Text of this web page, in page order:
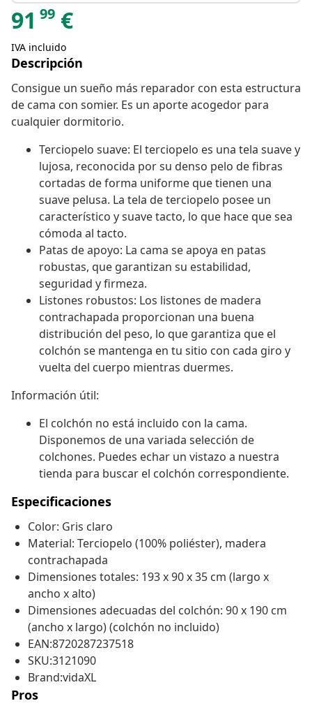
91 99 €
IVA incluido
Descripción
Consigue un sueño más reparador con esta estructura
de cama con somier. Es un aporte acogedor para
cualquier dormitorio.
Terciopelo suave: El terciopelo es una tela suave y
lujosa, reconocida por su denso pelo de fibras
cortadas de forma uniforme que tienen una
suave pelusa. La tela de terciopelo posee un
característico y suave tacto, lo que hace que sea
cómoda al tacto.
Patas de apoyo: La cama se apoya en patas
robustas, que garantizan su estabilidad,
seguridad y firmeza.
Listones robustos: Los listones de madera
contrachapada proporcionan una buena
distribución del peso, lo que garantiza que el
colchón se mantenga en tu sitio con cada giro y
vuelta del cuerpo mientras duermes.
Información útil:
El colchón no está incluido con la cama.
Disponemos de una variada selección de
colchones. Puedes echar un vistazo a nuestra
tienda para buscar el colchón correspondiente.
Especificaciones
Color: Gris claro
Material: Terciopelo (100% poliéster), madera
contrachapada
Dimensiones totales: 193 x 90 x 35 cm (largo x
ancho x alto)
Dimensiones adecuadas del colchón: 90 x 190 cm
(ancho x largo) (colchón no incluido)
EAN:8720287237518
SKU:3121090
Brand:vidaXL
Pros